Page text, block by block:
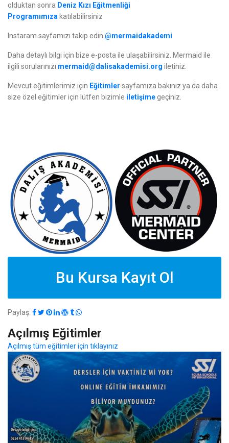
olduktan sonra Deniz Kızı Eğitmenliği
Programımıza katılabilirsiniz
Instaram sayfamızı takip edin @mermaidakademi
Daha detaylı bilgi için bize e-posta ile ulaşabilirsiniz. Mermaid ile
ilgili sorularınızı mermaid@dalisakademisi.org iletiniz.
Mevcut eğitimlerimiz için Eğitimler sayfamıza bakınız ya da daha
size özel eğitimler için lütfen bizimle iletişime geçiniz.
Bu Kursa Kayıt Ol
Paylaş:
Açılmış Eğitimler
Açılmış tüm eğitimler için tıklayınız